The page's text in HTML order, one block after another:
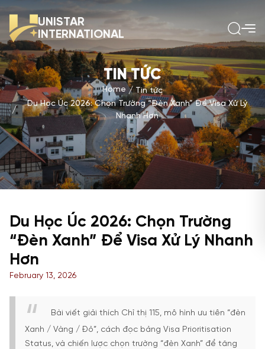
UNISTAR
INTERNATIONAL
TIN TỨC
Home
Tin tức
Du Học Úc 2026: Chọn Trường “Đèn Xanh” Để Visa Xử Lý
Nhanh Hơn
Du Học Úc 2026: Chọn Trường
“Đèn Xanh” Để Visa Xử Lý Nhanh
Hơn
February 13, 2026
Bài viết giải thích Chỉ thị 115, mô hình ưu tiên “đèn
Xanh / Vàng / Đỏ”, cách đọc bảng Visa Prioritisation
Status, và chiến lược chọn trường “đèn Xanh” để tăng